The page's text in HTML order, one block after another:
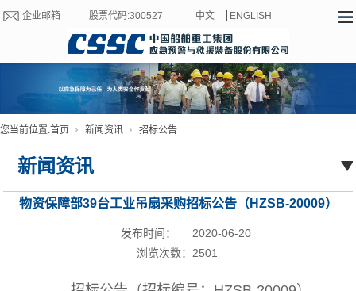
企业邮箱 股票代码:300527 中文 ENGLISH
您当前位置:首页 新闻资讯 招标公告
新闻资讯
物资保障部39台工业吊扇采购招标公告（HZSB-20009）
2020-06-20
发布时间：
浏览次数： 2501